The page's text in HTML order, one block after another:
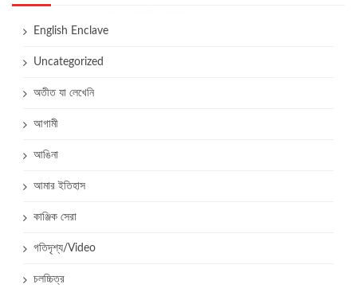
English Enclave
Uncategorized
অতীত যা লেখেনি
আগামী
আঙিনা
আমার ইতিহাস
কাঞ্জিক সেরা
গতিদৃশ্য/Video
চলচ্চিত্র